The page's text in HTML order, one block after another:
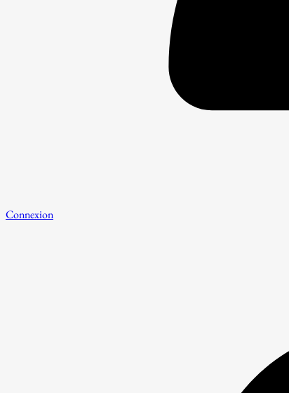
Connexion